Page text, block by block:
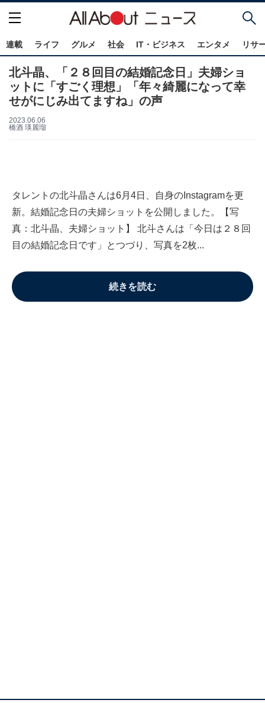
連載 ライフ グルメ 社会 IT・ビジネス エンタメ リサ
北斗晶、「２８回目の結婚記念日」夫婦ショ
ットに「すごく理想」「年々綺麗になって幸
せがにじみ出てますね」の声
2023.06.06
橋酒 瑛麗瑠
タレントの北斗晶さんは6月4日、自身のInstagramを更
新。結婚記念日の夫婦ショットを公開しました。【写
真：北斗晶、夫婦ショット】 北斗さんは「今日は２８回
目の結婚記念日です」とつづり、写真を2枚...
続きを読む